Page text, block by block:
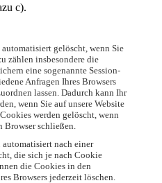
c).
gelöscht, wenn Sie
zählen insbesondere die
eine sogenannte Session-
Anfragen Ihres Browsers
lassen. Dadurch kann Ihr
wenn Sie auf unsere Website
werden gelöscht, wenn
Browser schließen.
automatisiert nach einer
die sich je nach Cookie
die Cookies in den
Browsers jederzeit löschen.